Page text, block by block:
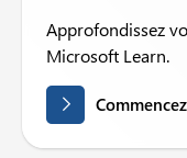
Approfondissez
Microsoft Learn.